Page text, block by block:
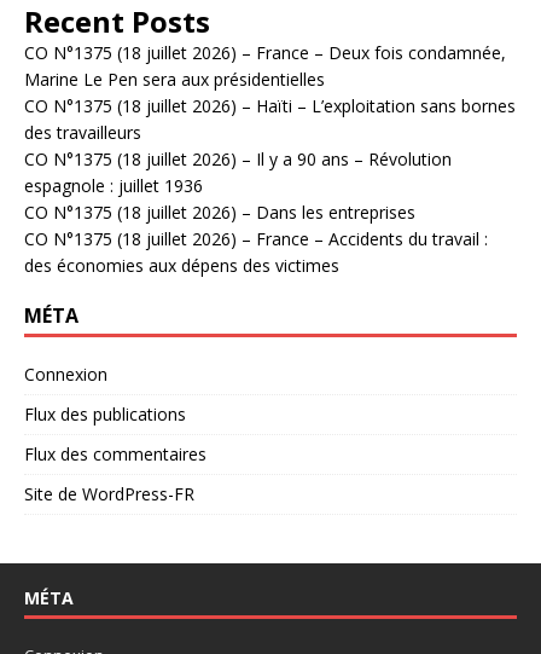
Recent Posts
CO N°1375 (18 juillet 2026) – France – Deux fois condamnée,
Marine Le Pen sera aux présidentielles
CO N°1375 (18 juillet 2026) – Haïti – L’exploitation sans bornes
des travailleurs
CO N°1375 (18 juillet 2026) – Il y a 90 ans – Révolution
espagnole : juillet 1936
CO N°1375 (18 juillet 2026) – Dans les entreprises
CO N°1375 (18 juillet 2026) – France – Accidents du travail :
des économies aux dépens des victimes
MÉTA
Connexion
Flux des publications
Flux des commentaires
Site de WordPress-FR
MÉTA